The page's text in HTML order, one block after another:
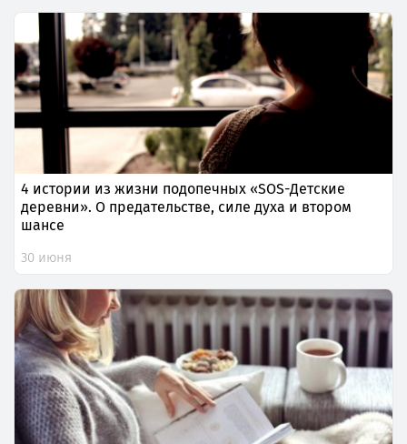
4 истории из жизни подопечных «SOS-Детские
деревни». О предательстве, силе духа и втором
шансе
30 июня